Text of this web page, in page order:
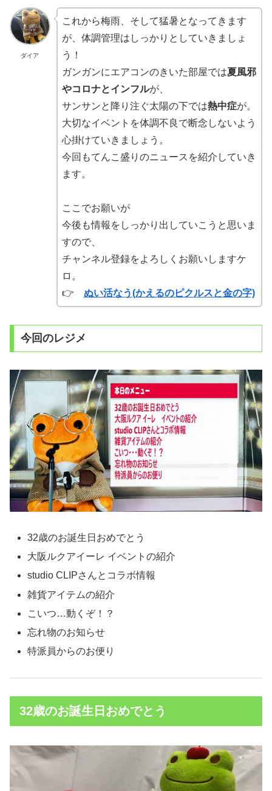
ダイア
これから梅雨、そして猛暑となってきます
が、体調管理はしっかりとしていきましょ
う！
ガンガンにエアコンのきいた部屋では夏風邪
やコロナとインフルが、
サンサンと降り注ぐ太陽の下では熱中症が。
大切なイベントを体調不良で断念しないよう
心掛けていきましょう。
今回もてんこ盛りのニュースを紹介していき
ます。
ここでお願いが
今後も情報をしっかり出していこうと思いま
すので、
チャンネル登録をよろしくお願いしますケ
ロ。
👉 ぬい活なう(かえるのピクルスと金の字)
今回のレジメ
32歳のお誕生日おめでとう
大阪ルクアイーレ イベントの紹介
studio CLIPさんとコラボ情報
雑貨アイテムの紹介
こいつ…動くぞ！？
忘れ物のお知らせ
特派員からのお便り
32歳のお誕生日おめでとう